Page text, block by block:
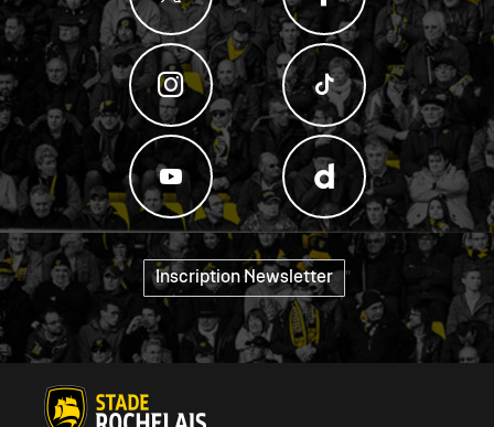
Inscription Newsletter "